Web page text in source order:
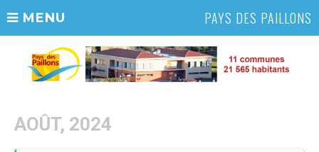
MENU PAYS DES PAILLONS
AOÛT, 2024